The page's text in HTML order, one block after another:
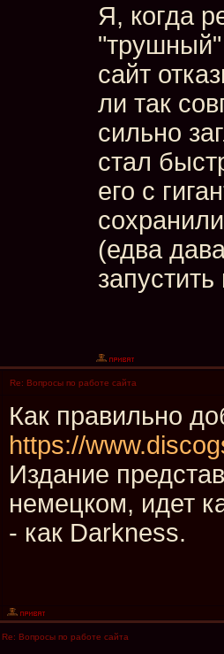
Я, когда
сайт
ли так
сильно
стал
его с
(едва
Re: Вопросы по работе сайта
Как правильно
https://
Издание
немецком, идет
- как Darkness.
Re: Вопросы по работе сайта